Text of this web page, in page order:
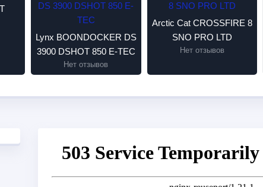
Lynx BOONDOCKER DS
3900 DSHOT 850 E-TEC
Нет отзывов
Arctic Cat CROSSFIRE 8
SNO PRO LTD
Нет отзывов